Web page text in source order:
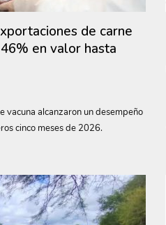
de carne
en valor hasta
vacuna alcanzaron un desempeño
cinco meses de 2026.